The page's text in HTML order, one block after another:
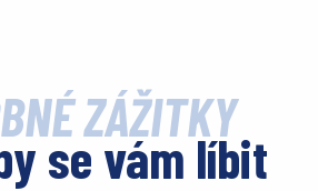
ZÁŽITKY
se vám líbit